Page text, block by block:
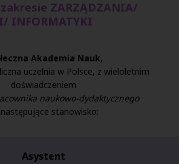
ZARZĄDZANIA/
INFORMATYKI
Akademia Nauk,
uczelnia w Polsce, z wieloletnim
doświadczeniem
naukowo-dydaktycznego
stanowisko:
Asystent